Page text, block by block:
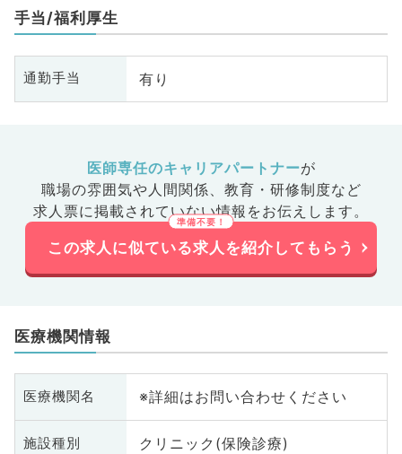
手当/福利厚生
通勤手当 有り
医師専任のキャリアパートナーが
職場の雰囲気や人間関係、 教育・研修制度など
求人票に掲載されていない情報をお伝えします。
この求人に似ている求人を紹介してもらう
医療機関情報
医療機関名 ※詳細はお問い合わせください
施設種別 クリニック(保険診療)